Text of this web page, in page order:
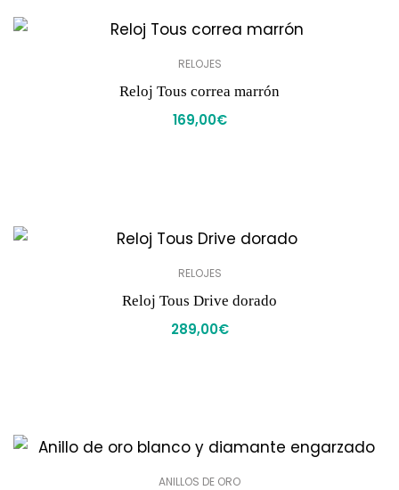
RELOJES
Reloj Tous correa marrón
169,00€
RELOJES
Reloj Tous Drive dorado
289,00€
ANILLOS DE ORO